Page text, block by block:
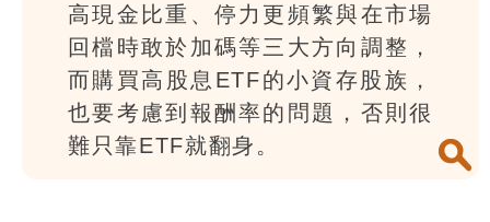
高現金比重、停力更頻繁與在市場
回檔時敢於加碼等三大方向調整，
而購買高股息ETF的小資存股族，
也要考慮到報酬率的問題，否則很
難只靠ETF就翻身。